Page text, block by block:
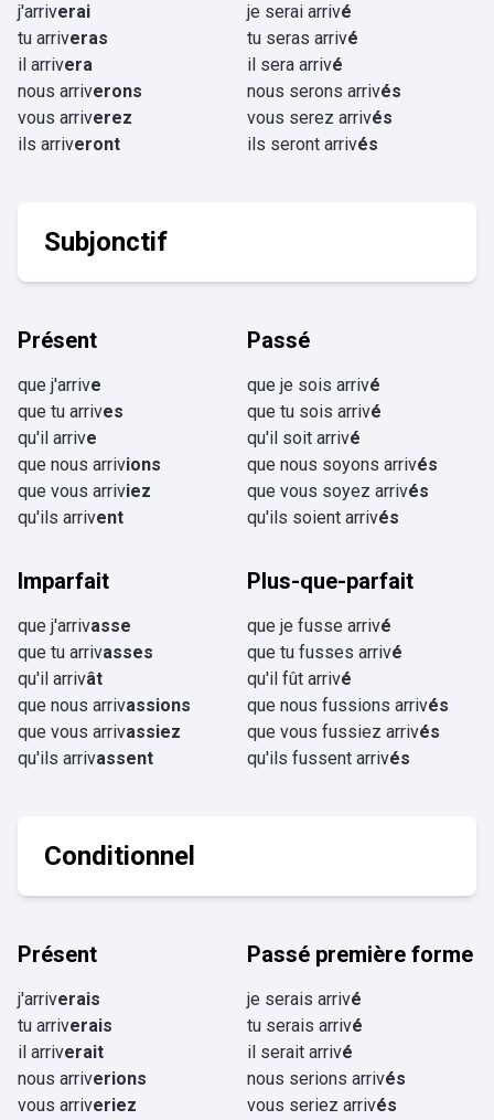
j'arriverai
tu arriveras
il arrivera
nous arriverons
vous arriverez
ils arriveront
je serai arrivé
tu seras arrivé
il sera arrivé
nous serons arrivés
vous serez arrivés
ils seront arrivés
Subjonctif
Présent
que j'arrive
que tu arrives
qu'il arrive
que nous arrivions
que vous arriviez
qu'ils arrivent
Passé
que je sois arrivé
que tu sois arrivé
qu'il soit arrivé
que nous soyons arrivés
que vous soyez arrivés
qu'ils soient arrivés
Imparfait
que j'arrivasse
que tu arrivasses
qu'il arrivât
que nous arrivassions
que vous arrivassiez
qu'ils arrivassent
Plus-que-parfait
que je fusse arrivé
que tu fusses arrivé
qu'il fût arrivé
que nous fussions arrivés
que vous fussiez arrivés
qu'ils fussent arrivés
Conditionnel
Présent
j'arriverais
tu arriverais
il arriverait
nous arriverions
vous arriveriez
Passé première forme
je serais arrivé
tu serais arrivé
il serait arrivé
nous serions arrivés
vous seriez arrivés